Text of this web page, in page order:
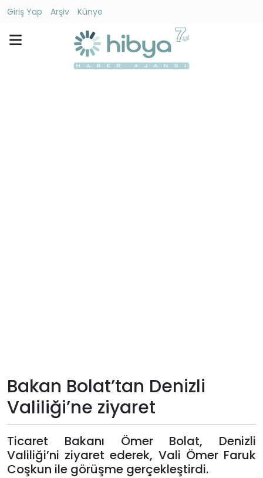
Giriş Yap Arşiv
Künye
Künye
Giriş
Yap
Bakan Bolat’tan Denizli
Valiliği’ne ziyaret
Ticaret Bakanı Ömer Bolat, Denizli
Valiliği’ni ziyaret ederek, Vali Ömer Faruk
Coşkun ile görüşme gerçekleştirdi.